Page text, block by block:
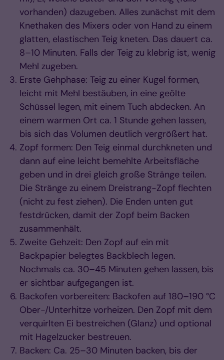
vorhanden) dazugeben. Alles zunächst mit dem
Knethaken des Mixers oder von Hand zu einem
glatten, elastischen Teig kneten. Das dauert ca.
8–10 Minuten. Falls der Teig zu klebrig ist, wenig
Mehl zugeben.
Erste Gehphase: Teig zu einer Kugel formen,
leicht mit Mehl bestäuben, in eine geölte
Schüssel legen, mit einem Tuch abdecken. An
einem warmen Ort ca. 1 Stunde gehen lassen,
bis sich das Volumen deutlich vergrößert hat.
Zopf formen: Den Teig einmal durchkneten und
dann auf eine leicht bemehlte Arbeitsfläche
geben und in drei gleich große Stränge teilen.
Die Stränge zu einem Dreistrang-Zopf flechten
(nicht zu fest ziehen). Die Enden unten gut
festdrücken, damit der Zopf beim Backen
zusammenhält.
Zweite Gehzeit: Den Zopf auf ein mit
Backpapier belegtes Backblech legen.
Nochmals ca. 30–45 Minuten gehen lassen, bis
er sichtbar aufgegangen ist.
Backofen vorbereiten: Backofen auf 180–190 °C
Ober-/Unterhitze vorheizen. Den Zopf mit dem
verquirlten Ei bestreichen (Glanz) und optional
mit Hagelzucker bestreuen.
Backen: Ca. 25–30 Minuten backen, bis der